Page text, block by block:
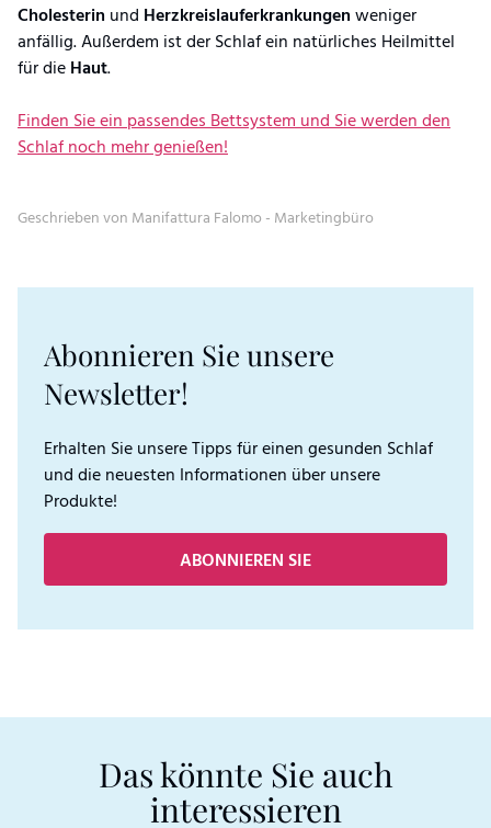
Cholesterin und Herzkreislauferkrankungenweniger
anfällig. Außerdem ist der Schlaf ein natürliches Heilmittel
für dieHaut.
Finden Sie ein passendes Bettsystem und Sie werden den
Schlaf noch mehr genießen!
Geschrieben von Manifattura Falomo - Marketingbüro
Abonnieren Sie unsere
Newsletter!
Erhalten Sie unsere Tipps für einen gesunden Schlaf
und die neuesten Informationen über unsere
Produkte!
ABONNIEREN SIE
Das könnte Sie auch
interessieren